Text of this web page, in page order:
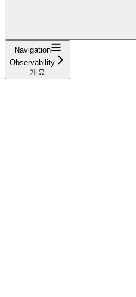
Navigation
Observability
개요